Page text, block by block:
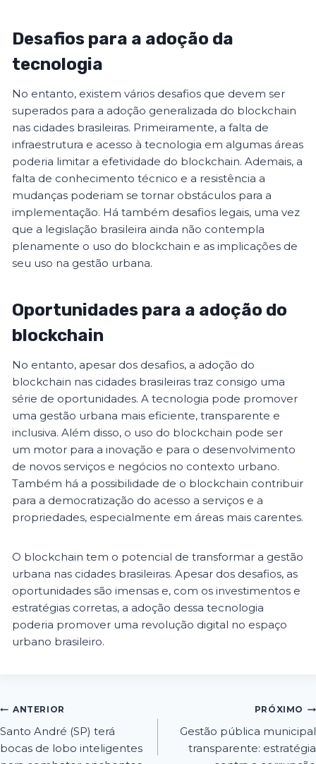
Desafios para a adoção da
tecnologia
No entanto, existem vários desafios que devem ser
superados para a adoção generalizada do blockchain
nas cidades brasileiras. Primeiramente, a falta de
infraestrutura e acesso à tecnologia em algumas áreas
poderia limitar a efetividade do blockchain. Ademais, a
falta de conhecimento técnico e a resistência a
mudanças poderiam se tornar obstáculos para a
implementação. Há também desafios legais, uma vez
que a legislação brasileira ainda não contempla
plenamente o uso do blockchain e as implicações de
seu uso na gestão urbana.
Oportunidades para a adoção do
blockchain
No entanto, apesar dos desafios, a adoção do
blockchain nas cidades brasileiras traz consigo uma
série de oportunidades. A tecnologia pode promover
uma gestão urbana mais eficiente, transparente e
inclusiva. Além disso, o uso do blockchain pode ser
um motor para a inovação e para o desenvolvimento
de novos serviços e negócios no contexto urbano.
Também há a possibilidade de o blockchain contribuir
para a democratização do acesso a serviços e a
propriedades, especialmente em áreas mais carentes.
O blockchain tem o potencial de transformar a gestão
urbana nas cidades brasileiras. Apesar dos desafios, as
oportunidades são imensas e, com os investimentos e
estratégias corretas, a adoção dessa tecnologia
poderia promover uma revolução digital no espaço
urbano brasileiro.
ANTERIOR
Santo André (SP) terá
bocas de lobo inteligentes
PRÓXIMO
Gestão pública municipal
transparente: estratégia